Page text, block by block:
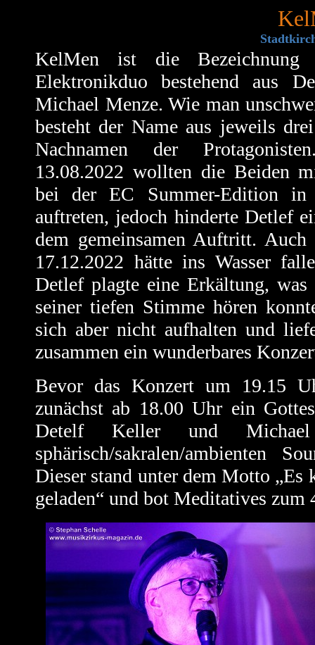
KelMen ist die
Elektronikduo bestehend aus
Michael Menze. Wie man
besteht der Name aus jeweils
Nachnamen der
13.08.2022 wollten die Beiden
bei der EC Summer-Edition in
auftreten, jedoch hinderte Detlef
dem gemeinsamen Auftritt.
17.12.2022 hätte ins Wasser
Detlef plagte eine Erkältung,
seiner tiefen Stimme hören
sich aber nicht aufhalten und
zusammen ein wunderbares
Bevor das Konzert um 19.15
zunächst ab 18.00 Uhr ein
Detelf Keller und
sphärisch/sakralen/ambienten
Dieser stand unter dem Motto
geladen“ und bot Meditatives zum